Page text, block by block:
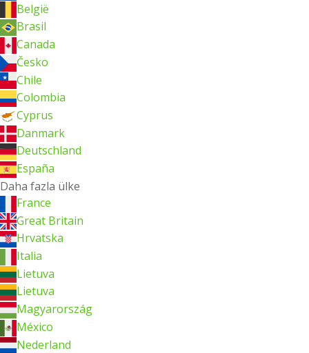
België
Brasil
Canada
Česko
Chile
Colombia
Cyprus
Danmark
Deutschland
España
Daha fazla ülke
France
Great Britain
Hrvatska
Italia
Lietuva
Lietuva
Magyarország
México
Nederland